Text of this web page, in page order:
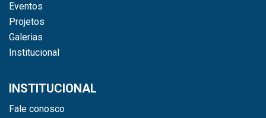
Eventos
Projetos
Galerias
Institucional
INSTITUCIONAL
Fale conosco